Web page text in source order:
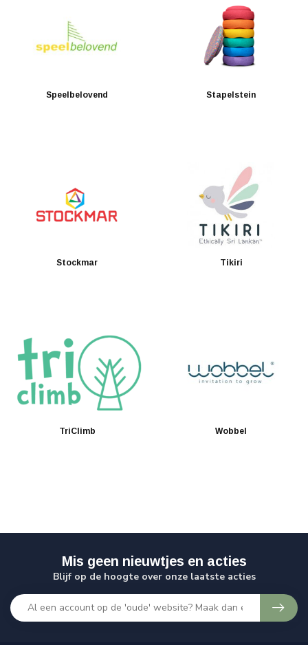
Speelbelovend Stapelstein
Stockmar Tikiri
TriClimb Wobbel
Mis geen nieuwtjes en acties
Blijf op de hoogte over onze laatste acties